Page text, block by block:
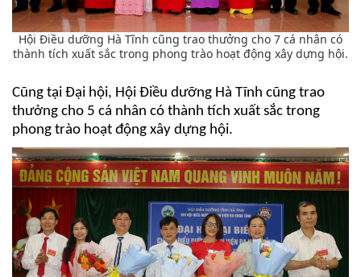
Hội Điều dưỡng Hà Tĩnh cũng trao thưởng cho 7 cá nhân có
thành tích xuất sắc trong phong trào hoạt động xây dựng hội.
Cũng tại Đại hội, Hội Điều dưỡng Hà Tĩnh cũng trao
thưởng cho 5 cá nhân có thành tích xuất sắc trong
phong trào hoạt động xây dựng hội.